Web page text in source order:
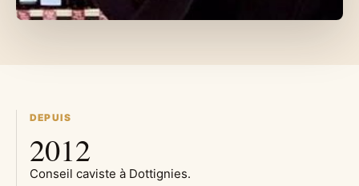
DEPUIS
2012
Conseil caviste à Dottignies.